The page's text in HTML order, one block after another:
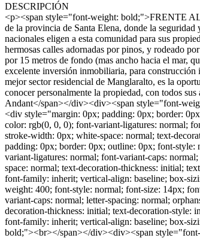
DESCRIPCIÓN
<p><span style="font-weight: bold;">FRENTE
de la provincia de Santa Elena, donde la
nacionales eligen a esta comunidad para sus
hermosas calles adornadas por pinos, y rodeado
por 15 metros de fondo (mas ancho hacia el mar,
excelente inversión inmobiliaria, para
mejor sector residencial de Manglaralto, es la
conocer personalmente la propiedad, con todos
Andant</span></div><div><span style="font-
<div style="margin: 0px; padding: 0px; border:
color: rgb(0, 0, 0); font-variant-ligatures: normal;
stroke-width: 0px; white-space: normal; text-
padding: 0px; border: 0px; outline: 0px; font-
variant-ligatures: normal; font-variant-caps:
space: normal; text-decoration-thickness: initial;
font-family: inherit; vertical-align: baseline; box-
weight: 400; font-style: normal; font-size: 14px;
variant-caps: normal; letter-spacing: normal;
decoration-thickness: initial; text-decoration-
font-family: inherit; vertical-align: baseline; box-
bold;"><br></span></div><div><span